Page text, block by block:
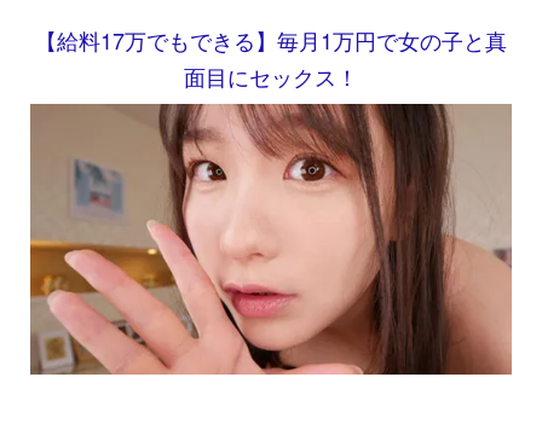
【給料17万でもできる】毎月1万円で女の子と真
面目にセックス！